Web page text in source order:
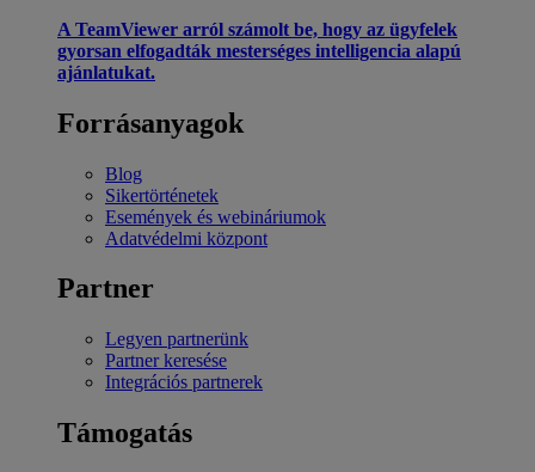
A TeamViewer arról számolt be, hogy az ügyfelek
gyorsan elfogadták mesterséges intelligencia alapú
ajánlatukat.
Forrásanyagok
Blog
Sikertörténetek
Események és webináriumok
Adatvédelmi központ
Partner
Legyen partnerünk
Partner keresése
Integrációs partnerek
Támogatás